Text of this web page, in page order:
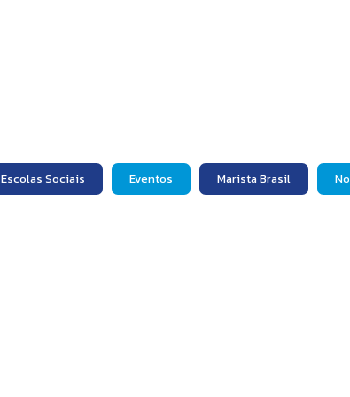
Escolas Sociais Eventos Marista Brasil